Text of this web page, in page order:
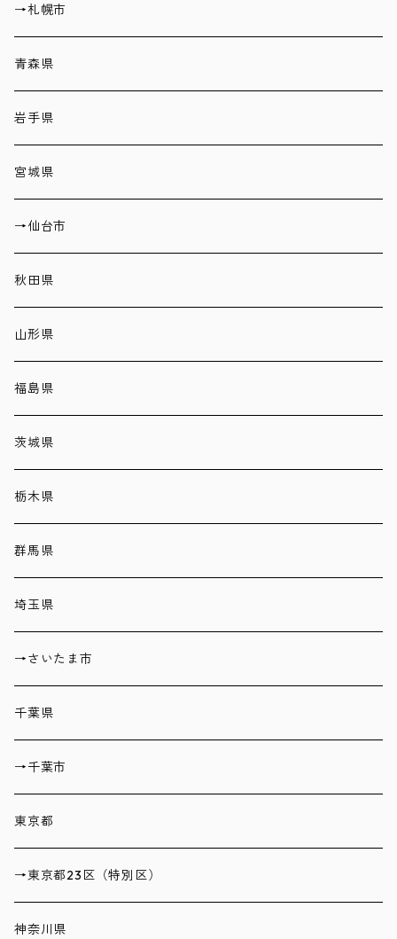
→札幌市
青森県
岩手県
宮城県
→仙台市
秋田県
山形県
福島県
茨城県
栃木県
群馬県
埼玉県
→さいたま市
千葉県
→千葉市
東京都
→東京都23区（特別区）
神奈川県